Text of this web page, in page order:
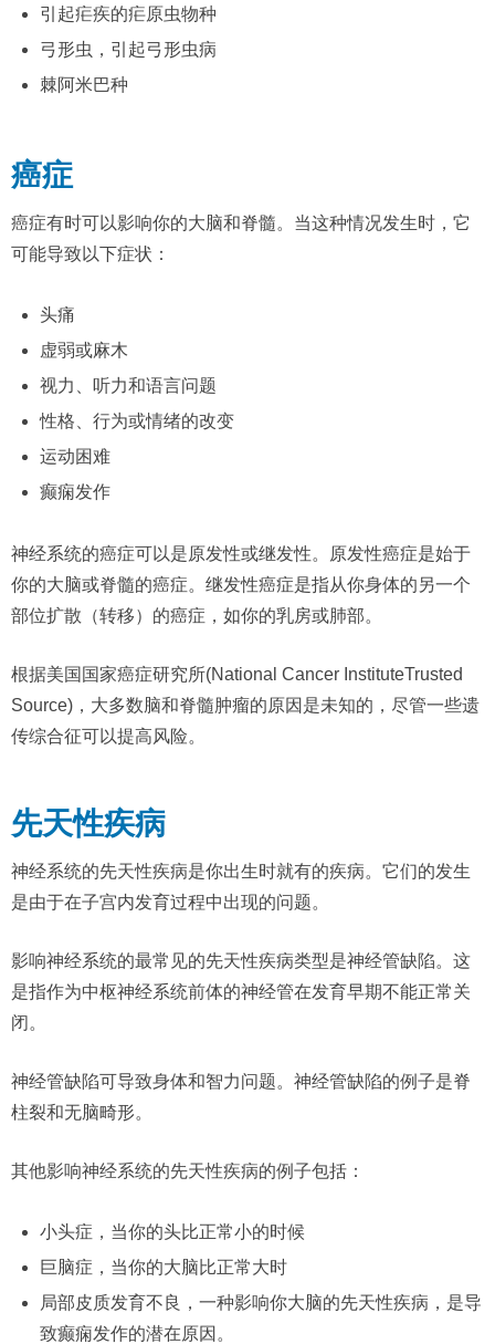
引起疟疾的疟原虫物种
弓形虫，引起弓形虫病
棘阿米巴种
癌症
癌症有时可以影响你的大脑和脊髓。当这种情况发生时，它
可能导致以下症状：
头痛
虚弱或麻木
视力、听力和语言问题
性格、行为或情绪的改变
运动困难
癫痫发作
神经系统的癌症可以是原发性或继发性。原发性癌症是始于
你的大脑或脊髓的癌症。继发性癌症是指从你身体的另一个
部位扩散（转移）的癌症，如你的乳房或肺部。
根据美国国家癌症研究所(National Cancer InstituteTrusted
Source)，大多数脑和脊髓肿瘤的原因是未知的，尽管一些遗
传综合征可以提高风险。
先天性疾病
神经系统的先天性疾病是你出生时就有的疾病。它们的发生
是由于在子宫内发育过程中出现的问题。
影响神经系统的最常见的先天性疾病类型是神经管缺陷。这
是指作为中枢神经系统前体的神经管在发育早期不能正常关
闭。
神经管缺陷可导致身体和智力问题。神经管缺陷的例子是脊
柱裂和无脑畸形。
其他影响神经系统的先天性疾病的例子包括：
小头症，当你的头比正常小的时候
巨脑症，当你的大脑比正常大时
局部皮质发育不良，一种影响你大脑的先天性疾病，是导
致癫痫发作的潜在原因。